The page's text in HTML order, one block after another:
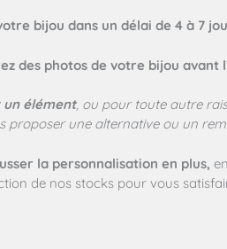
bijou dans un délai de 4 à 7
des photos de votre bijou avant
un élément, ou pour toute autre
proposer une alternative ou un
la personnalisation en plus,
de nos stocks pour vous